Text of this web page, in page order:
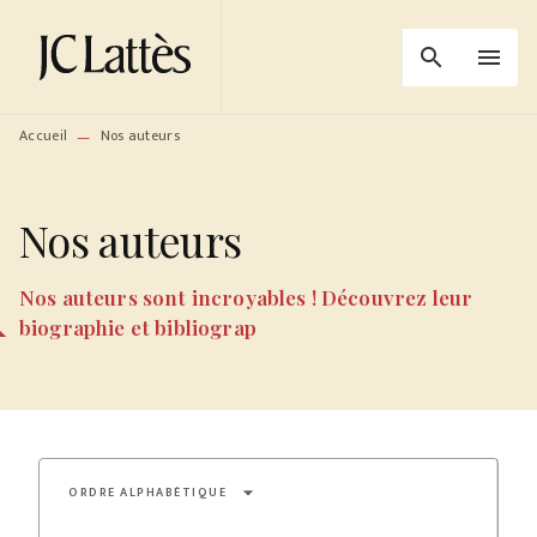
MENU RECHERCHE
PIED DE PAGE
search menu
Accueil — Nos auteurs
Nos auteurs
Nos auteurs sont incroyables ! Découvrez leur
biographie et bibliograp
ORDRE ALPHABÉTIQUE arrow_drop_down